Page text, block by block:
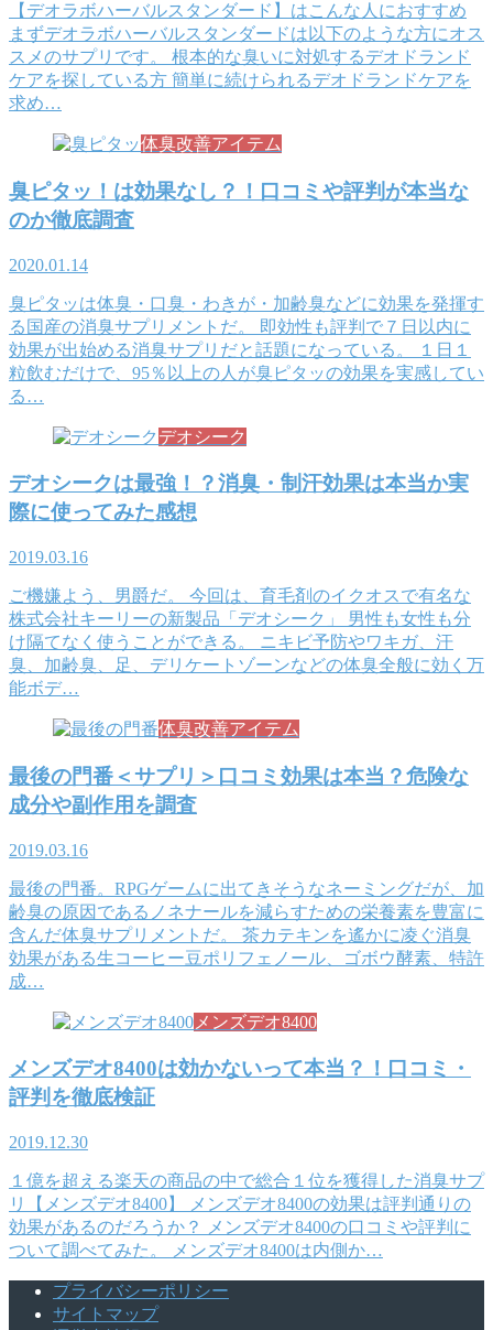
【デオラボハーバルスタンダード】はこんな人におすすめ
まずデオラボハーバルスタンダードは以下のような方にオス
スメのサプリです。 根本的な臭いに対処するデオドランド
ケアを探している方 簡単に続けられるデオドランドケアを
求め…
体臭改善アイテム
臭ピタッ！は効果なし？！口コミや評判が本当な
のか徹底調査
2020.01.14
臭ピタッは体臭・口臭・わきが・加齢臭などに効果を発揮す
る国産の消臭サプリメントだ。 即効性も評判で７日以内に
効果が出始める消臭サプリだと話題になっている。 １日１
粒飲むだけで、95％以上の人が臭ピタッの効果を実感してい
る…
デオシーク
デオシークは最強！？消臭・制汗効果は本当か実
際に使ってみた感想
2019.03.16
ご機嫌よう、男爵だ。 今回は、育毛剤のイクオスで有名な
株式会社キーリーの新製品「デオシーク」 男性も女性も分
け隔てなく使うことができる。 ニキビ予防やワキガ、汗
臭、加齢臭、足、デリケートゾーンなどの体臭全般に効く万
能ボデ…
体臭改善アイテム
最後の門番＜サプリ＞口コミ効果は本当？危険な
成分や副作用を調査
2019.03.16
最後の門番。RPGゲームに出てきそうなネーミングだが、加
齢臭の原因であるノネナールを減らすための栄養素を豊富に
含んだ体臭サプリメントだ。 茶カテキンを遙かに凌ぐ消臭
効果がある生コーヒー豆ポリフェノール、ゴボウ酵素、特許
成…
メンズデオ8400
メンズデオ8400は効かないって本当？！口コミ・
評判を徹底検証
2019.12.30
１億を超える楽天の商品の中で総合１位を獲得した消臭サプ
リ【メンズデオ8400】 メンズデオ8400の効果は評判通りの
効果があるのだろうか？ メンズデオ8400の口コミや評判に
ついて調べてみた。 メンズデオ8400は内側か…
プライバシーポリシー
サイトマップ